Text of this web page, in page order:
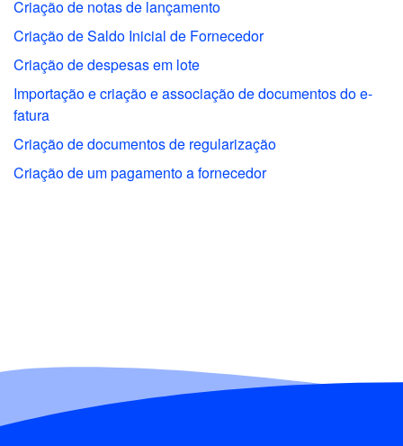
Criação de notas de lançamento
Criação de Saldo Inicial de Fornecedor
Criação de despesas em lote
Importação e criação e associação de documentos do e-
fatura
Criação de documentos de regularização
Criação de um pagamento a fornecedor